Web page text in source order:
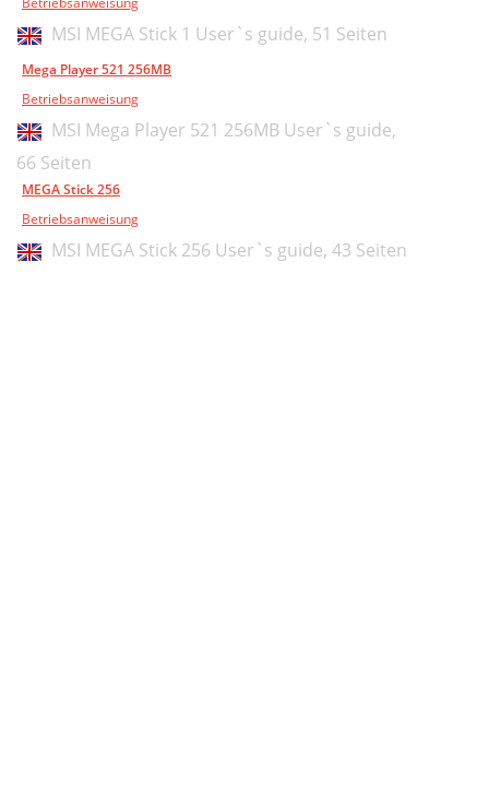
MSI MEGA Stick 1 User`s guide, 51 Seiten
Mega Player 521 256MB
Betriebsanweisung
MSI Mega Player 521 256MB User`s guide,
66 Seiten
MEGA Stick 256
Betriebsanweisung
MSI MEGA Stick 256 User`s guide, 43 Seiten